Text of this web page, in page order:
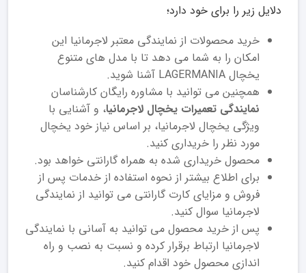
دلایل زیر را برای خود دارد؛
خرید محصولات از نمایندگی معتبر لاجرمانیا این
امکان را به شما می دهد تا با مدل های متنوع
یخچال LAGERMANIA آشنا شوید.
همچنین می توانید با مشاوره رایگان کارشناسان
نمایندگی تعمیرات یخچال لاجرمانیا، و آشنایی با
ویژگی یخچال لاجرمانیا، بر اساس نیاز خود یخچال
مورد نظر را خریداری کنید.
محصول خریداری شده به همراه گارانتی خواهد بود.
برای اطلاع بیشتر از نحوه استفاده از خدمات پس از
فروش و مزایای کارت گارانتی می توانید از نمایندگی
لاجرمانیا سوال کنید.
پس از خرید محصول می توانید به آسانی با نمایندگی
لاجرمانیا ارتباط برقرار کرده و نسبت به نصب و راه
اندازی محصول خود اقدام کنید.